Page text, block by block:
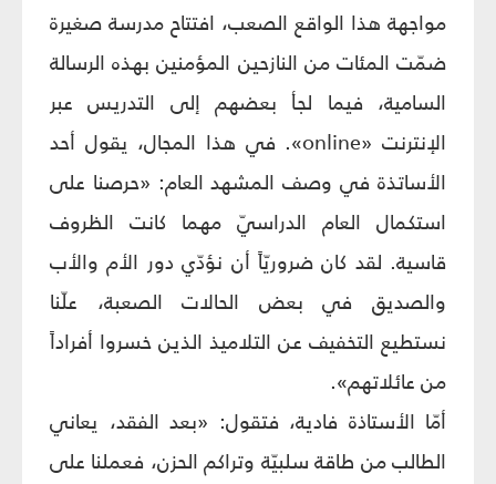
مواجهة هذا الواقع الصعب، افتتاح مدرسة صغيرة
ضمّت المئات من النازحين المؤمنين بهذه الرسالة
السامية، فيما لجأ بعضهم إلى التدريس عبر
الإنترنت «online». في هذا المجال، يقول أحد
الأساتذة في وصف المشهد العام: «حرصنا على
استكمال العام الدراسيّ مهما كانت الظروف
قاسية. لقد كان ضروريّاً أن نؤدّي دور الأم والأب
والصديق في بعض الحالات الصعبة، علّنا
نستطيع التخفيف عن التلاميذ الذين خسروا أفراداً
من عائلاتهم».
أمّا الأستاذة فادية، فتقول: «بعد الفقد، يعاني
الطالب من طاقة سلبيّة وتراكم الحزن، فعملنا على